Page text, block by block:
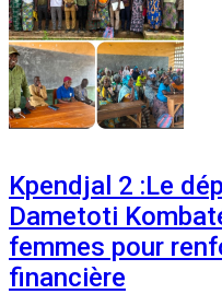
Kpendjal 2 :Le
Dametoti
femmes pour
financière